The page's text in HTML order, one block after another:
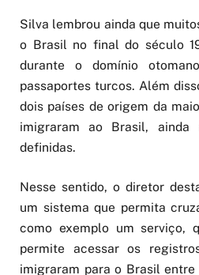
Silva lembrou ainda que
o Brasil no final do século
durante o domínio
passaportes turcos. Além
dois países de origem da
imigraram ao Brasil, ainda
definidas.
Nesse sentido, o diretor
um sistema que permita
como exemplo um serviço,
permite acessar os
imigraram para o Brasil entre